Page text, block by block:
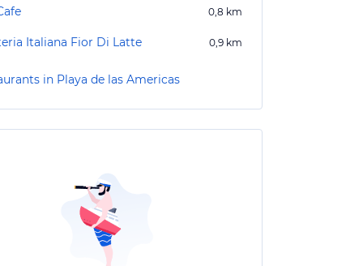
0,8 km
Italiana Fior Di Latte 0,9 km
in Playa de las Americas